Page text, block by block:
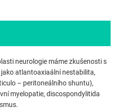
neurologie máme zkušenosti s
atlantoaxiaální nestabilita,
– peritoneálního shuntu),
myelopatie, discospondylitida